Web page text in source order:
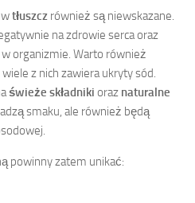
tłuszcz również są niewskazane.
na zdrowie serca oraz
organizmie. Warto również
z nich zawiera ukryty sód.
świeże składniki oraz naturalne
smaku, ale również będą
powinny zatem unikać: